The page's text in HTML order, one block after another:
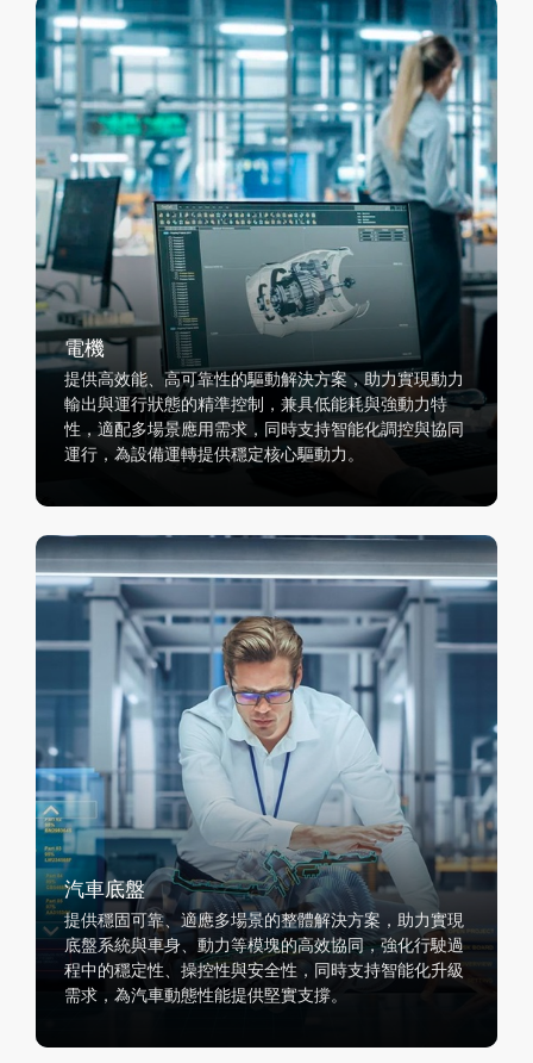
電機
提供高效能、高可靠性的驅動解決方案，助力實現動力
輸出與運行狀態的精準控制，兼具低能耗與強動力特
性，適配多場景應用需求，同時支持智能化調控與協同
運行，為設備運轉提供穩定核心驅動力。
汽車底盤
提供穩固可靠、適應多場景的整體解決方案，助力實現
底盤系統與車身、動力等模塊的高效協同，強化行駛過
程中的穩定性、操控性與安全性，同時支持智能化升級
需求，為汽車動態性能提供堅實支撐。